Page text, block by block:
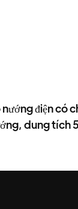
nướng điện có
dung tích